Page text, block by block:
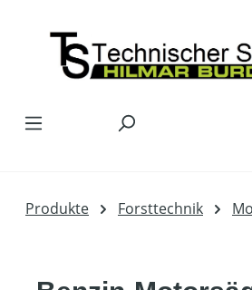
Produkte Forsttechnik